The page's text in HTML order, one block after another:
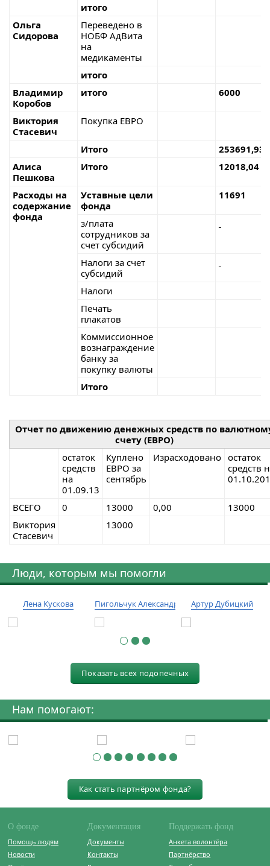
итого
Ольга
Сидорова
Переведено в
НОБФ АдВита
на
медикаменты
итого
Владимир
Коробов
итого 6000
Виктория
Стасевич
Покупка ЕВРО
Итого
253691,93
Алиса
Пешкова
Итого 12018,04
Расходы на
содержание
фонда
Уставные цели
фонда
11691
з/плата
сотрудников за
счет субсидий
Налоги за счет
субсидий
Налоги
Печать
плакатов
Коммиссионное
вознаграждение
банку за
покупку валюты
Итого
Отчет по движению денежных средств по
счету (ЕВРО)
остаток
средств
на
01.09.13
Куплено
ЕВРО за
сентябрь
Израсходовано остаток
средств
ВСЕГО 0 13000 0,00
13000
Виктория
Стасевич
13000
Люди, которым мы помогли
Лена Кускова Пигольчук Александр Артур Дубицкий
Показать всех подопечных
Нам помогают:
Как стать партнёром фонда?
О фонде
Помощь людям
Новости
Документация
Документы
Контакты
Поддержать фонд
Анкета волонтёра
Партнёрство